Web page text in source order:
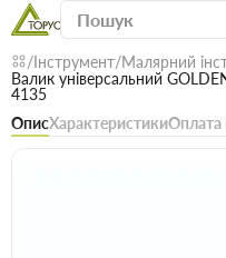
Інструмент Малярний
Валик універсальний
4135
ОписХарактеристикиОплата